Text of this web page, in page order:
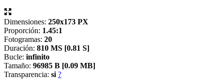
Dimensiones: 250x173 PX
Proporción: 1.45:1
Fotogramas: 20
Duración: 810 MS [0.81 S]
Bucle: infinito
Tamaño: 96985 B [0.09 MB]
Transparencia: si ?